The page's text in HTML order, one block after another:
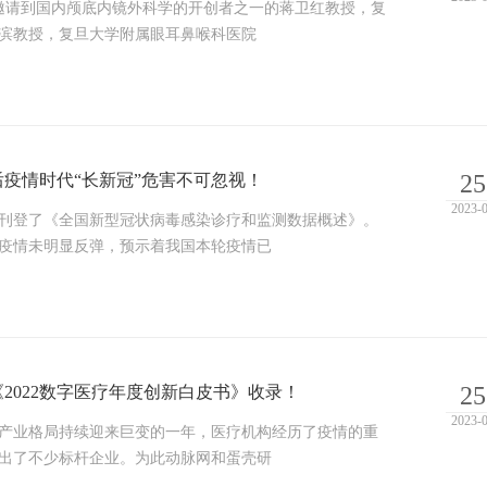
到国内颅底内镜外科学的开创者之一的蒋卫红教授，复
教授，复旦大学附属眼耳鼻喉科医院
25
2023-
情时代“长新冠”危害不可忽视！
登了《全国新型冠状病毒感染诊疗和监测数据概述》。
情未明显反弹，预示着我国本轮疫情已
25
2023-
数字医疗年度创新白皮书》收录！
业格局持续迎来巨变的一年，医疗机构经历了疫情的重
了不少标杆企业。为此动脉网和蛋壳研